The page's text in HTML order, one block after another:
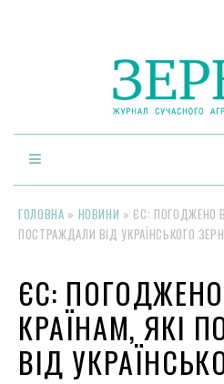
ГОЛОВНА » НОВИНИ » ЄС: ПОГОДЖЕНО
ПОСТРАЖДАЛИ ВІД УКРАЇНСЬКОГО
ЄС:
КРАЇНАМ, ЯКІ
ВІД